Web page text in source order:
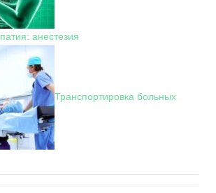
анестезия
Транспортировка больных